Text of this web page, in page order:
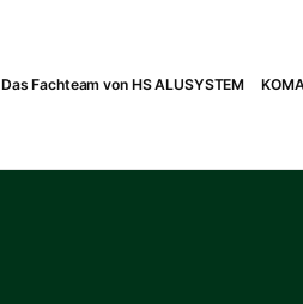
Das Fachteam von HS ALUSYSTEM